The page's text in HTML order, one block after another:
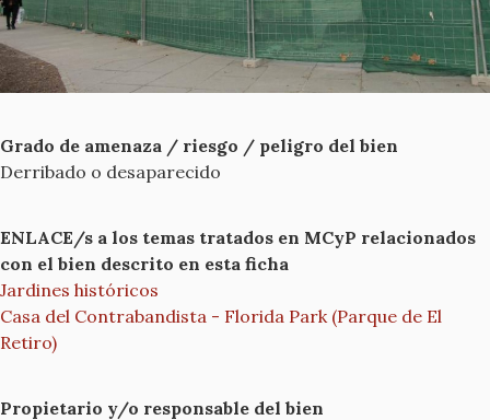
Grado de amenaza / riesgo / peligro del bien
Derribado o desaparecido
ENLACE/s a los temas tratados en MCyP relacionados
con el bien descrito en esta ficha
Jardines históricos
Casa del Contrabandista - Florida Park (Parque de El
Retiro)
Propietario y/o responsable del bien